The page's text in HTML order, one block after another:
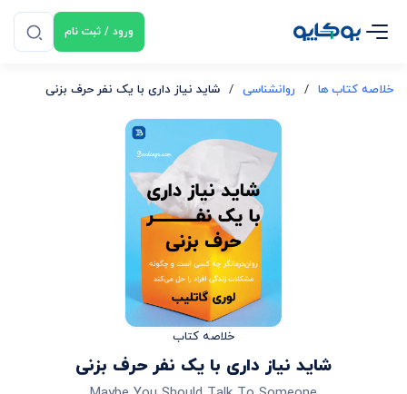
ورود / ثبت نام
خلاصه کتاب ها / روانشناسی / شاید نیاز داری با یک نفر حرف بزنی
خلاصه کتاب
شاید نیاز داری با یک نفر حرف بزنی